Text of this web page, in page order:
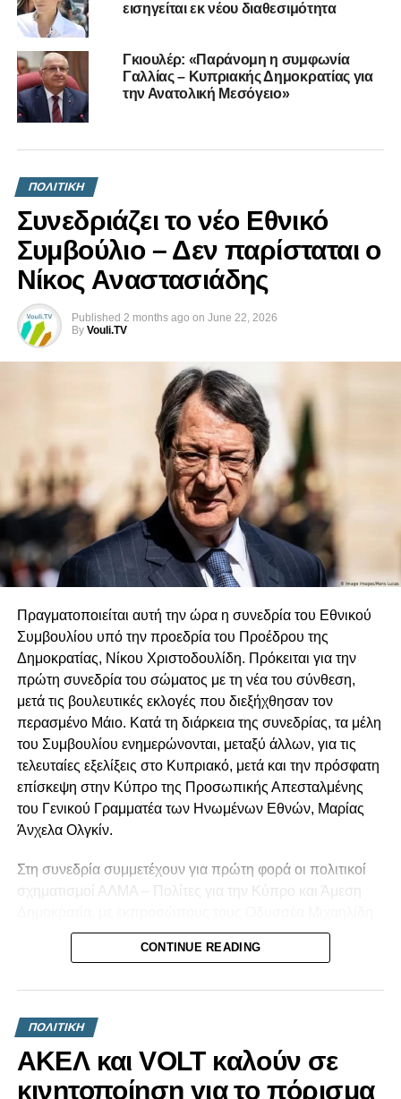
RELATED TOPICS:
ΑΓΡΟΤΙΚΉ ΟΙΚΟΝΟΜΊΑ
ΑΙΓΟΠΡΟΒΑΤΟΤΡΟΦΊΑ
ΚΤΗΝΟΤΡΟΦΊΑ
ΥΠΟΥΡΓΙΚΌ ΣΥΜΒΟΎΛΙΟ
ΧΑΛΛΟΎΜΙ ΠΟΠ
UP NEXT
Φωτοβολταϊκά πάρκα: καταγγελία για άναρχη
ανάπτυξη και θεσμική απραξία
DON'T MISS
αποαποικιοποίησης
εισηγείται εκ νέου διαθεσιμότητα
Γκιουλέρ: «Παράνομη η συμφωνία
Γαλλίας – Κυπριακής Δημοκρατίας για
την Ανατολική Μεσόγειο»
ΠΟΛΙΤΙΚΗ
Συνεδριάζει το νέο Εθνικό
Συμβούλιο – Δεν παρίσταται ο
Νίκος Αναστασιάδης
Published 2 months ago on June 22, 2026
By Vouli.TV
Πραγματοποιείται αυτή την ώρα η συνεδρία του Εθνικού
Συμβουλίου υπό την προεδρία του Προέδρου της
Δημοκρατίας, Νίκου Χριστοδουλίδη. Πρόκειται για την
πρώτη συνεδρία του σώματος με τη νέα του σύνθεση,
μετά τις βουλευτικές εκλογές που διεξήχθησαν τον
περασμένο Μάιο. Κατά τη διάρκεια της συνεδρίας, τα μέλη
του Συμβουλίου ενημερώνονται, μεταξύ άλλων, για τις
τελευταίες εξελίξεις στο Κυπριακό, μετά και την πρόσφατη
επίσκεψη στην Κύπρο της Προσωπικής Απεσταλμένης
του Γενικού Γραμματέα των Ηνωμένων Εθνών, Μαρίας
Άνχελα Ολγκίν.
Στη συνεδρία συμμετέχουν για πρώτη φορά οι πολιτικοί
σχηματισμοί ΑΛΜΑ – Πολίτες για την Κύπρο και Άμεση
και Φειδία Παναγιώτου αντίστοιχα. Σύμφωνα με
πληροφορίες του ΚΥΠΕ, ο τέως Πρόεδρος της
Πιο συγκεκριμένα, στο Εθνικό Συμβούλιο συμμετέχουν η
Πρόεδρος του ΔΗΣΥ, Αννίτα Δημητρίου, ο Γενικός
Γραμματέας του ΑΚΕΛ, Στέφανος Στεφάνου, ο Πρόεδρος
CONTINUE READING
ΠΟΛΙΤΙΚΗ
ΑΚΕΛ και VOLT καλούν σε
κινητοποίηση για το πόρισμα